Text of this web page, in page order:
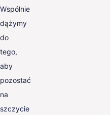
Wspólnie
dążymy
do
tego,
aby
pozostać
na
szczycie